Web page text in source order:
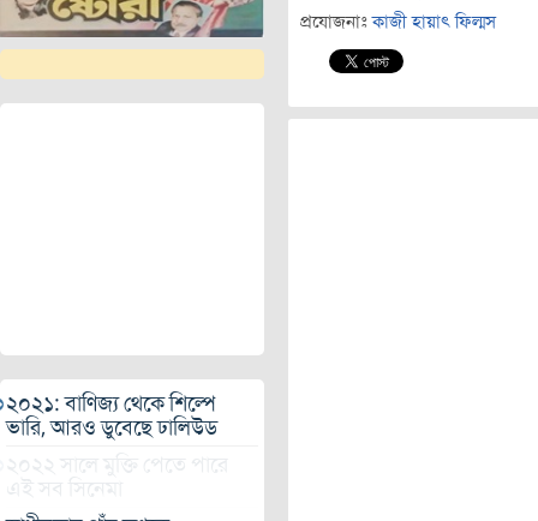
২০২১: বাণিজ্য থেকে শিল্পে
ভারি, আরও ডুবেছে ঢালিউড
প্রযোজনাঃ কাজী হায়াৎ ফিল্মস